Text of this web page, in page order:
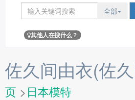
全部
其他人在搜什么？
佐久间由衣(佐
页 >日本模特